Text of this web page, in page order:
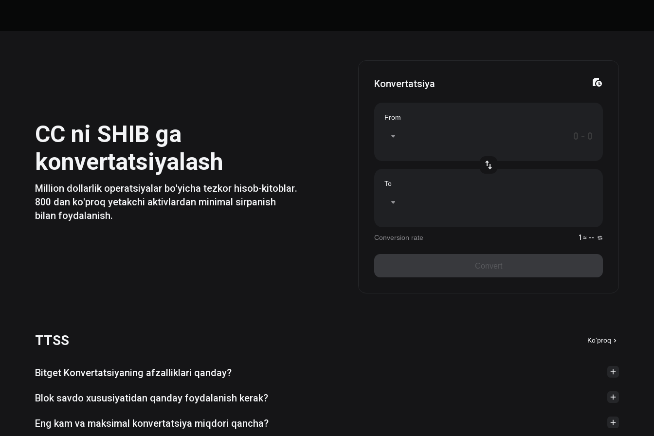
CC ni SHIB ga
konvertatsiyalash
Million dollarlik operatsiyalar bo'yicha tezkor hisob-kitoblar.
800 dan ko'proq yetakchi aktivlardan minimal sirpanish
bilan foydalanish.
Konvertatsiya
From
To
Conversion rate 1 ≈ --
Convert
TTSS Ko'proq
Bitget Konvertatsiyaning afzalliklari qanday?
Blok savdo xususiyatidan qanday foydalanish kerak?
Eng kam va maksimal konvertatsiya miqdori qancha?